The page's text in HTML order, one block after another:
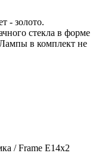
- золото.
стекла в форме
в комплект не
/ Frame E14х2